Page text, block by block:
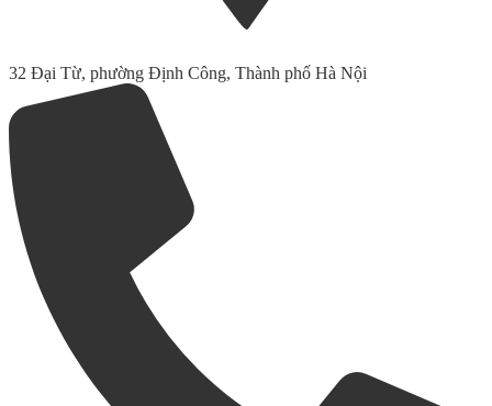
32 Đại Từ, phường Định Công, Thành phố Hà Nội